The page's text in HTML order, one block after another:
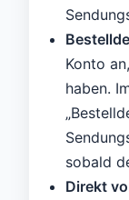
Konto
haben.
sobald
Direkt